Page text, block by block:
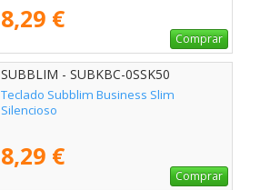
8,29 €
Comprar
SUBBLIM - SUBKBC-0SSK50
Teclado Subblim Business Slim
Silencioso
8,29 €
Comprar